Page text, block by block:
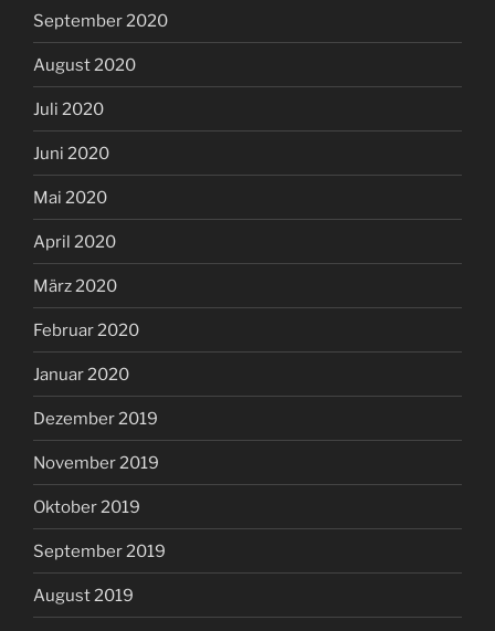
September 2020
August 2020
Juli 2020
Juni 2020
Mai 2020
April 2020
März 2020
Februar 2020
Januar 2020
Dezember 2019
November 2019
Oktober 2019
September 2019
August 2019